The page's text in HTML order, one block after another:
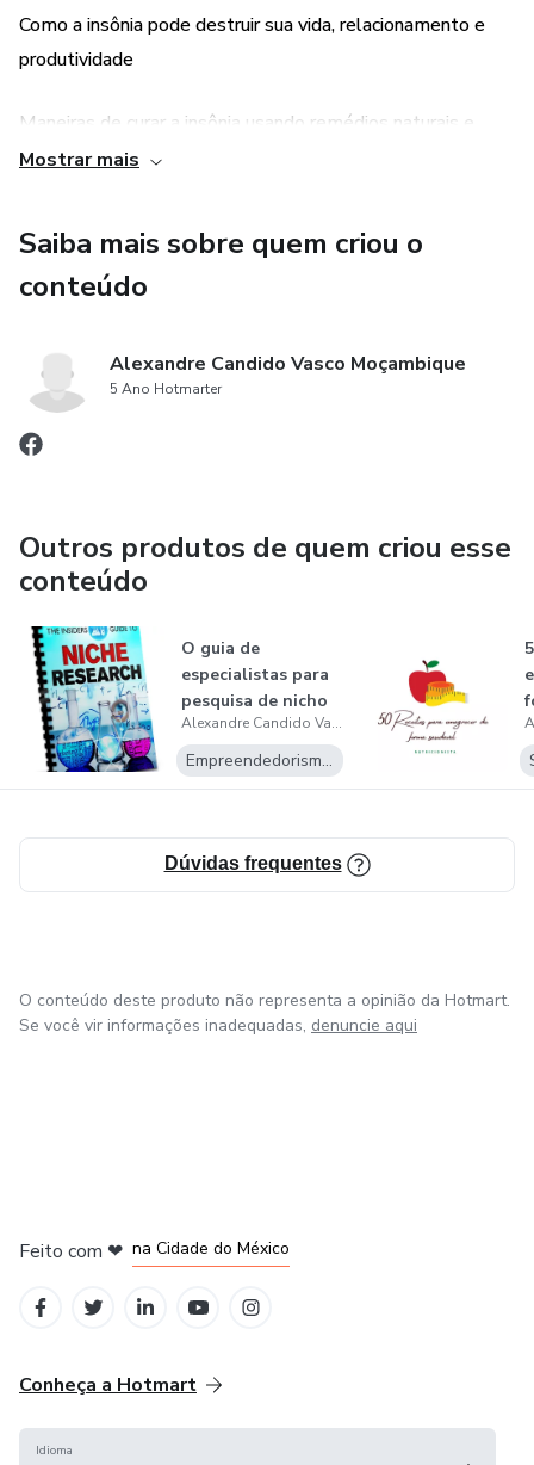
pessoa pode aplicar para um bom sono
Hábitos de rotina noturna eficazes para um sono de alta
E muito mais!
Como a insônia pode destruir sua vida, relacionamento e
produtividade
Maneiras de curar a insônia usando remédios naturais e
artificiais
pessoa pode aplicar para um bom sono
E muito mais!
Mostrar mais
Saiba mais sobre quem criou o
conteúdo
Alexandre Candido Vasco Moçambique
5 Ano Hotmarter
Outros produtos de quem criou esse
conteúdo
O guia de
especialistas para
pesquisa de nicho
Alexandre Candido Vasco Moçambique
Empreendedorismo Digital
Dúvidas frequentes
O conteúdo deste produto não representa a opinião da Hotmart.
Se você vir informações inadequadas, denuncie aqui
Feito com ❤ na Cidade do México
Conheça a Hotmart
Idioma